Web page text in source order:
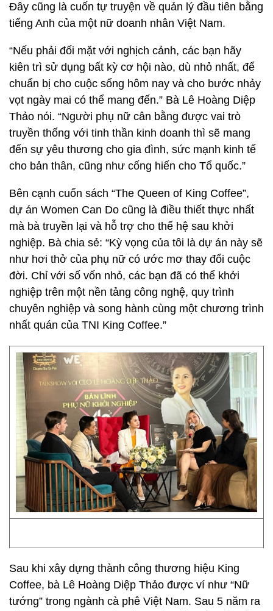
Đây cũng là cuốn tự truyện về quản lý đầu tiên bằng
tiếng Anh của một nữ doanh nhân Việt Nam.
“Nếu phải đối mặt với nghịch cảnh, các bạn hãy
kiên trì sử dụng bất kỳ cơ hội nào, dù nhỏ nhất, để
chuẩn bị cho cuộc sống hôm nay và cho bước nhảy
vọt ngày mai có thể mang đến.” Bà Lê Hoàng Diệp
Thảo nói. “Người phụ nữ cân bằng được vai trò
truyền thống với tinh thần kinh doanh thì sẽ mang
đến sự yêu thương cho gia đình, sức mạnh kinh tế
cho bản thân, cũng như cống hiến cho Tổ quốc.”
Bên cạnh cuốn sách “The Queen of King Coffee”,
dự án Women Can Do cũng là điều thiết thực nhất
mà bà truyền lại và hỗ trợ cho thế hệ sau khởi
nghiệp. Bà chia sẻ: “Kỳ vọng của tôi là dự án này sẽ
như hơi thở của phụ nữ có ước mơ thay đổi cuộc
đời. Chỉ với số vốn nhỏ, các bạn đã có thể khởi
nghiệp trên một nền tảng công nghệ, quy trình
chuyên nghiệp và song hành cùng một chương trình
nhất quán của TNI King Coffee.”
Sau khi xây dựng thành công thương hiệu King
Coffee, bà Lê Hoàng Diệp Thảo được ví như “Nữ
tướng” trong ngành cà phê Việt Nam. Sau 5 năm ra